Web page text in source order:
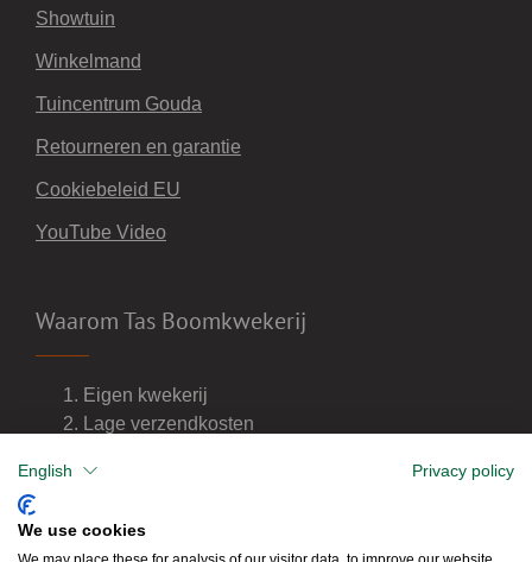
Showtuin
Winkelmand
Tuincentrum Gouda
Retourneren en garantie
Cookiebeleid EU
YouTube Video
Waarom Tas Boomkwekerij
Eigen kwekerij
Lage verzendkosten
Dealer van DCM meststoffen
English Privacy policy
We use cookies